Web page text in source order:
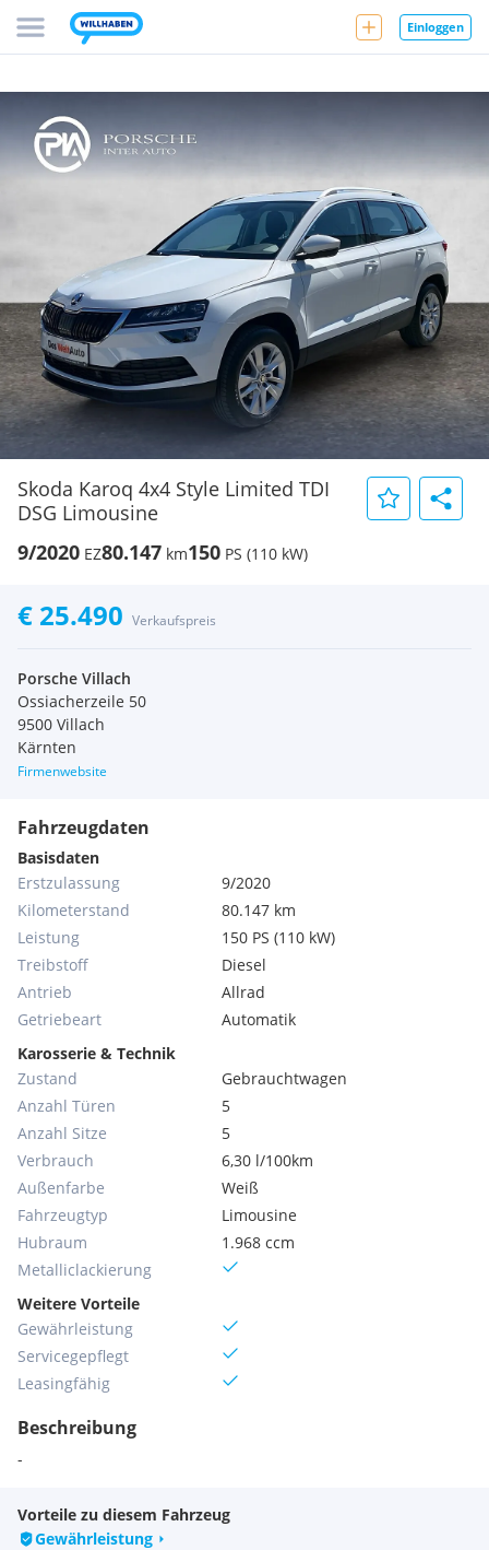
Einloggen
Skoda Karoq 4x4 Style Limited TDI
DSG Limousine
9/2020 EZ80.147 km150 PS (110 kW)
€ 25.490 Verkaufspreis
Porsche Villach
Ossiacherzeile 50
9500 Villach
Kärnten
Firmenwebsite
Fahrzeugdaten
Basisdaten
Erstzulassung
9/2020
Kilometerstand
80.147 km
Leistung
150 PS (110 kW)
Treibstoff
Diesel
Antrieb
Allrad
Getriebeart
Automatik
Karosserie & Technik
Zustand
Gebrauchtwagen
Anzahl Türen
5
Anzahl Sitze
5
Verbrauch
6,30 l/100km
Außenfarbe
Weiß
Fahrzeugtyp
Limousine
Hubraum
1.968 ccm
Metallic­lackierung
Weitere Vorteile
Gewährleistung
Servicegepflegt
Leasingfähig
Beschreibung
-
Vorteile zu diesem Fahrzeug
Gewährleistung